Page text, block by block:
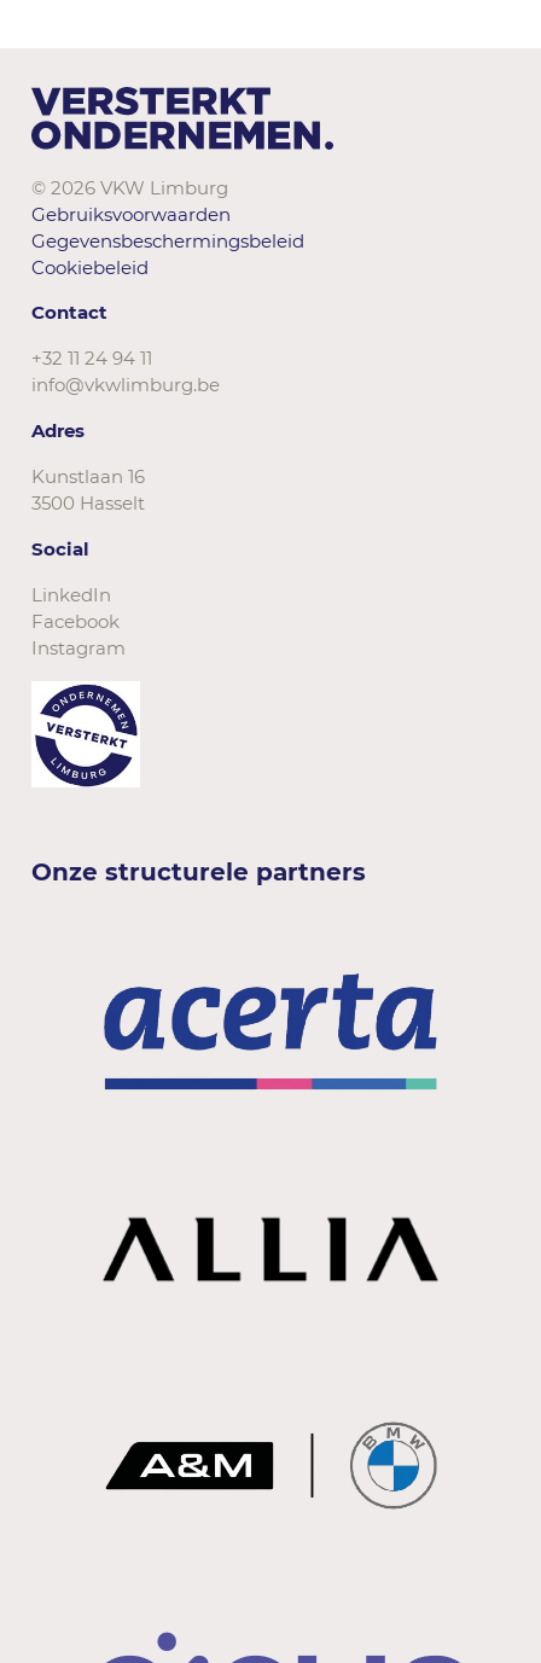
© 2026 VKW Limburg
Gebruiksvoorwaarden
Gegevensbeschermingsbeleid
Cookiebeleid
Contact
+32 11 24 94 11
info@vkwlimburg.be
Adres
Kunstlaan 16
3500 Hasselt
Social
LinkedIn
Facebook
Instagram
Onze structurele partners